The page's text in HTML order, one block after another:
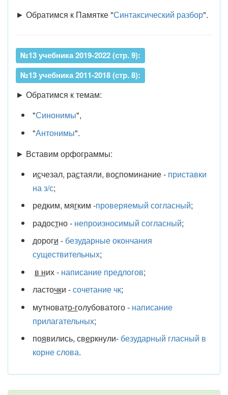
► Обратимся к Памятке "Синтаксический разбор".
№13 учебника 2019-2022 (стр. 9):
№13 учебника 2011-2018 (стр. 8):
► Обратимся к темам:
"Синонимы",
"Антонимы".
► Вставим орфограммы:
исчезал, растаяли, воспоминание - приставки
на з/с;
редким, мягким -проверяемый согласный;
радостно - непроизносимый согласный;
дороги - безударные окончания
существительных;
в них - написание предлогов;
ласточки -сочетание чк;
мутновато-голубоватого - написание
прилагательных;
появились, сверкнули- безударный гласный в
корне слова.